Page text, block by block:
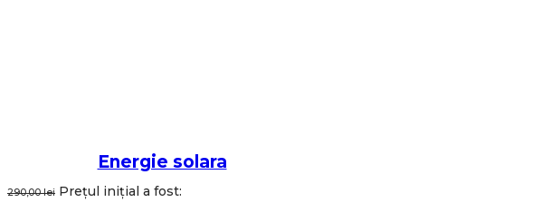
Energie solara
290,00lei Prețul inițial a fost: